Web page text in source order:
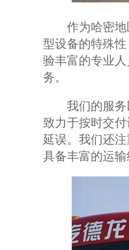
作为哈密地区
型设备的特殊
验丰富的专业
务。
我们的服务以
致力于按时交
延误。我们还
具备丰富的运